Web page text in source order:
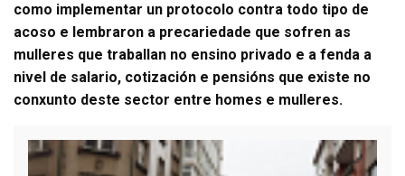
como implementar un protocolo contra todo tipo de
acoso e lembraron a precariedade que sofren as
mulleres que traballan no ensino privado e a fenda a
nivel de salario, cotización e pensións que existe no
conxunto deste sector entre homes e mulleres.